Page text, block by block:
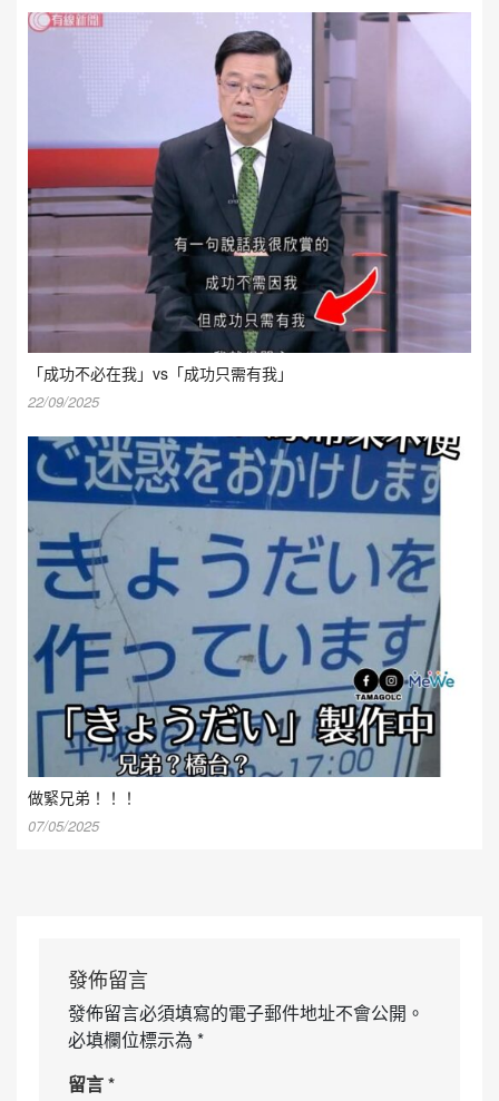
「成功不必在我」vs「成功只需有我」
22/09/2025
做緊兄弟！！！
07/05/2025
發佈留言
發佈留言必須填寫的電子郵件地址不會公開。
必填欄位標示為 *
留言*